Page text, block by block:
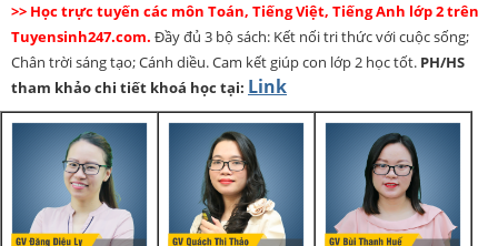
>> Học trực tuyến các môn Toán, Tiếng Việt, Tiếng Anh lớp 2 trên
Tuyensinh247.com. Đầy đủ 3 bộ sách: Kết nối tri thức với cuộc sống;
Chân trời sáng tạo; Cánh diều. Cam kết giúp con lớp 2 học tốt. PH/HS
tham khảo chi tiết khoá học tại: Link